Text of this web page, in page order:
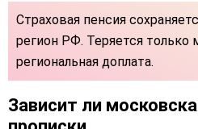
Страховая пенсия
регион РФ. Теряется только
региональная доплата.
Зависит ли